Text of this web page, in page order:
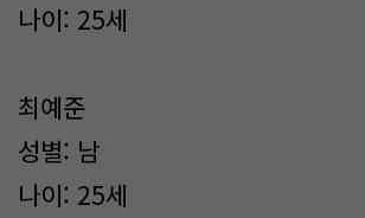
나이: 25세
최예준
성별: 남
나이: 25세